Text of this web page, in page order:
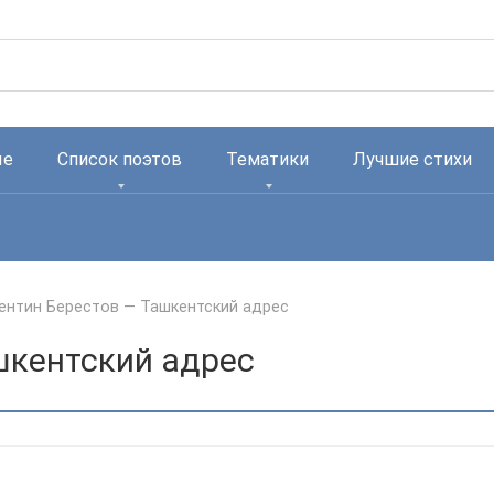
Список поэтов Тематики Лучшие стихи
Берестов — Ташкентский адрес
адрес